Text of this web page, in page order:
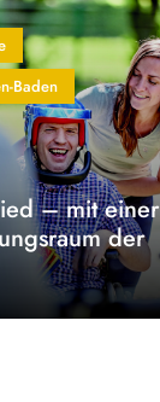
Baden
– mit einer
der